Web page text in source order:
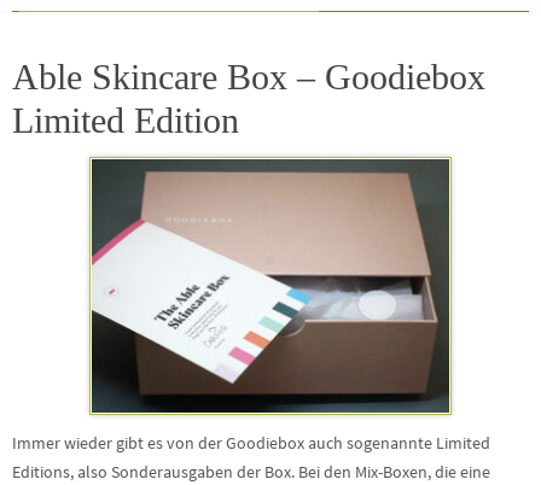
Able Skincare Box – Goodiebox
Limited Edition
Immer wieder gibt es von der Goodiebox auch sogenannte Limited
Editions, also Sonderausgaben der Box. Bei den Mix-Boxen, die eine